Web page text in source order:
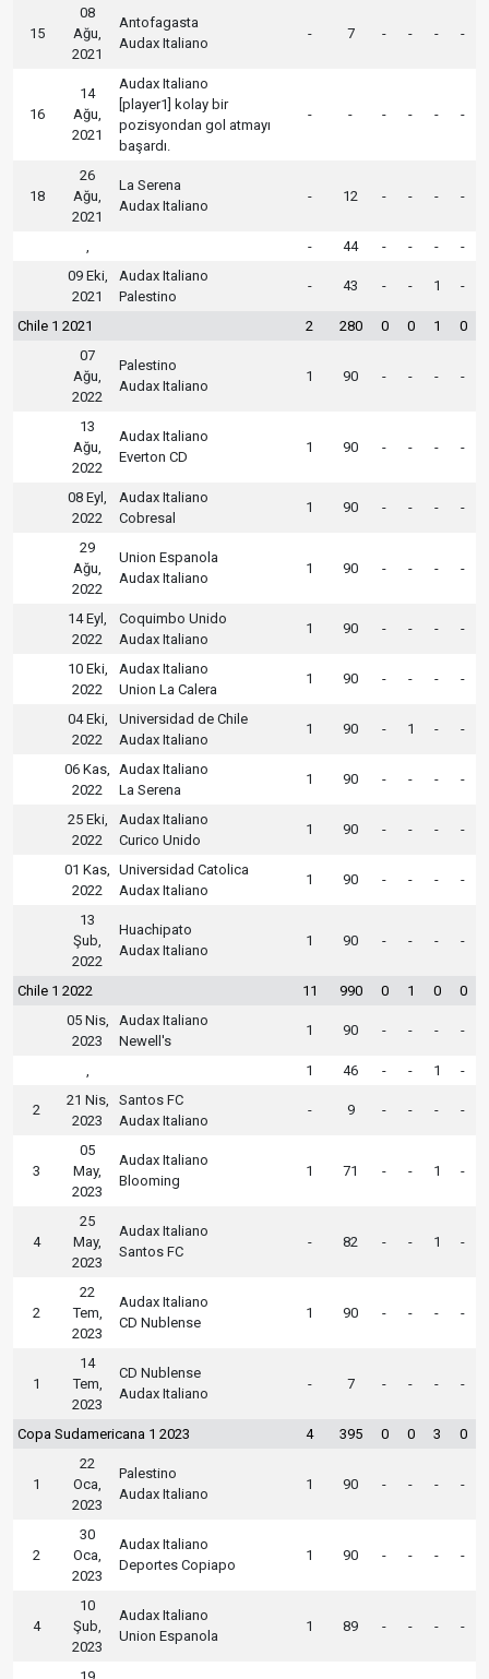
15
08
Ağu,
2021
Antofagasta
Audax Italiano
- 7 - - - -
16
14
Ağu,
2021
Audax Italiano
[player1] kolay bir
pozisyondan gol atmayı
başardı.
- - - - - -
18
26
Ağu,
2021
La Serena
Audax Italiano
- 12 - - - -
- 44 - - -
-
09 Eki,
2021
Audax Italiano
Palestino
- 43 - - 1 -
Chile 1 2021 2 280 0 0 1
0
07
Ağu,
2022
Palestino
Audax Italiano
1 90 - - - -
13
Ağu,
2022
Audax Italiano
Everton CD
1 90 - - - -
08 Eyl,
2022
Audax Italiano
Cobresal
1 90 - - - -
29
Ağu,
2022
Union Espanola
Audax Italiano
1 90 - - - -
14 Eyl,
2022
Coquimbo Unido
Audax Italiano
1 90 - - - -
10 Eki,
2022
Audax Italiano
Union La Calera
1 90 - - - -
04 Eki,
2022
Universidad de Chile
Audax Italiano
1 90 - 1 - -
06 Kas,
2022
Audax Italiano
La Serena
1 90 - - - -
25 Eki,
2022
Audax Italiano
Curico Unido
1 90 - - - -
01 Kas,
2022
Universidad Catolica
Audax Italiano
1 90 - - - -
13
Şub,
2022
Huachipato
Audax Italiano
1 90 - - - -
Chile 1 2022 11 990 0 1 0
0
05 Nis,
2023
Audax Italiano
Newell's
1 90 - - - -
1 46 - - 1 -
2
21 Nis,
2023
Santos FC
Audax Italiano
- 9 - - - -
3
05
May,
2023
Audax Italiano
Blooming
1 71 - - 1 -
4
25
May,
2023
Audax Italiano
Santos FC
- 82 - - 1 -
2
22
Tem,
2023
Audax Italiano
CD Nublense
1 90 - - - -
1
14
Tem,
2023
CD Nublense
Audax Italiano
- 7 - - - -
Copa Sudamericana 1 2023 4 395 0 0 3 0
1
22
Oca,
2023
Palestino
Audax Italiano
1 90 - - - -
2
30
Oca,
2023
Audax Italiano
Deportes Copiapo
1 90 - - - -
4
10
Şub,
2023
Audax Italiano
Union Espanola
1 89 - - - -